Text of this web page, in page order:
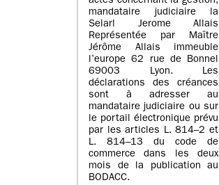
mandataire judiciaire la
Selarl Jerome Allais
Représentée par Maître
Jérôme Allais immeuble
l’europe 62 rue de Bonnel
69003 Lyon. Les
déclarations des créances
sont à adresser au
mandataire judiciaire ou sur
le portail électronique prévu
par les articles L. 814–2 et
L. 814–13 du code de
commerce dans les deux
mois de la publication au
BODACC.